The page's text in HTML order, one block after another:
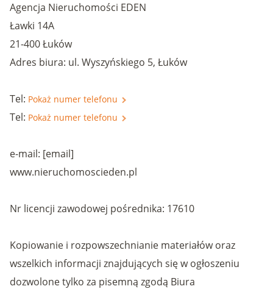
Agencja Nieruchomości EDEN
Ławki 14A
21-400 Łuków
Adres biura: ul. Wyszyńskiego 5, Łuków
Tel: Pokaż numer telefonu
Tel: Pokaż numer telefonu
e-mail: [email]
www.nieruchomoscieden.pl
Nr licencji zawodowej pośrednika: 17610
Kopiowanie i rozpowszechnianie materiałów oraz
wszelkich informacji znajdujących się w ogłoszeniu
dozwolone tylko za pisemną zgodą Biura